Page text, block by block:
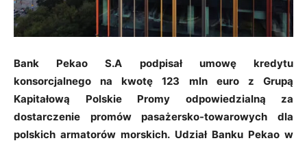
Bank Pekao S.A podpisał umowę kredytu
konsorcjalnego na kwotę 123 mln euro z Grupą
Kapitałową Polskie Promy odpowiedzialną za
dostarczenie promów pasażersko-towarowych dla
polskich armatorów morskich. Udział Banku Pekao w